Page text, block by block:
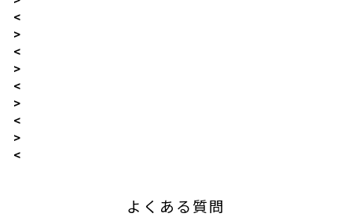
<
>
<
>
<
>
<
>
<
よくある質問